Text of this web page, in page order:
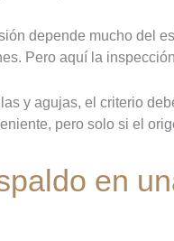
depende mucho del
Pero aquí la
y agujas, el criterio
pero solo si el
en